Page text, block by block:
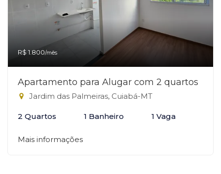
R$ 1.800/mês
Apartamento para Alugar com 2 quartos
Jardim das Palmeiras, Cuiabá-MT
2 Quartos 1 Banheiro 1 Vaga
Mais informações